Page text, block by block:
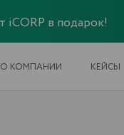
iCORP в подарок!
КЛИЕНТЫ